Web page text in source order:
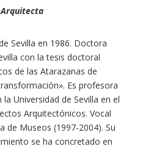
Sevilla en 1986. Doctora
con la tesis doctoral
de las Atarazanas de
Es profesora
Universidad de Sevilla en el
Arquitectónicos. Vocal
de Museos (1997-2004). Su
se ha concretado en